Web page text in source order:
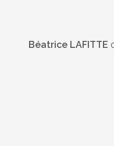
Béatrice LAFITTE